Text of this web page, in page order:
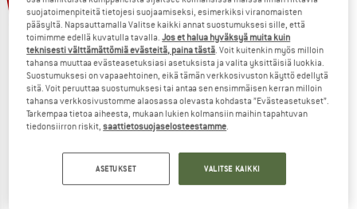
TILLEY
Hattu
63,71 €
4,7(25)
THE NORTH FACE
Hattu
44,95 €
4,3(3)
suojatoimenpiteitä tietojesi suojaamiseksi, esimerkiksi viranomaisten
pääsyltä. Napsauttamalla Valitse kaikki annat suostumuksesi sille, että
toimimme edellä kuvatulla tavalla.Jos et halua hyväksyä muita kuin
teknisesti välttämättömiä evästeitä, paina tästä . Voit kuitenkin myös milloin
tahansa muuttaa evästeasetuksiasi asetuksista ja valita yksittäisiä luokkia.
Suostumuksesi on vapaaehtoinen, eikä tämän verkkosivuston käyttö edellytä
sitä. Voit peruuttaa suostumuksesi tai antaa sen ensimmäisen kerran milloin
tahansa verkkosivustomme alaosassa olevasta kohdasta ”Evästeasetukset”.
Tarkempaa tietoa aiheesta, mukaan lukien kolmansiin maihin tapahtuvan
tiedonsiirron riskit,saattietosuojaselosteestamme
ASETUKSET VALITSE KAIKKI